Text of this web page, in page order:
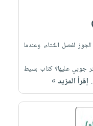
لفصل الشّتاء، وعندما
جوبي عليها؟ كتاب بسيط
إقرأ المزيد »